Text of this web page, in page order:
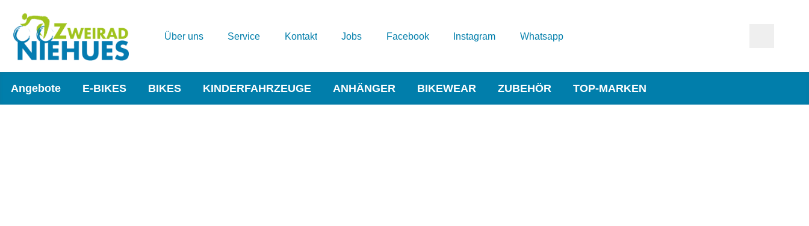
Über uns Service Kontakt Jobs Facebook Instagram Whatsapp
Angebote E-BIKES BIKES KINDERFAHRZEUGE ANHÄNGER BIKEWEAR ZUBEHÖR TOP-MARKEN